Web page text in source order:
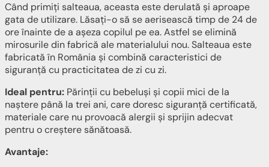
Când primiți salteaua, aceasta este derulată și aproape
gata de utilizare. Lăsați-o să se aerisească timp de 24 de
ore înainte de a așeza copilul pe ea. Astfel se elimină
mirosurile din fabrică ale materialului nou. Salteaua este
fabricată în România și combină caracteristici de
siguranță cu practicitatea de zi cu zi.
Ideal pentru: Părinții cu bebeluși și copii mici de la
naștere până la trei ani, care doresc siguranță certificată,
materiale care nu provoacă alergii și sprijin adecvat
pentru o creștere sănătoasă.
Avantaje: